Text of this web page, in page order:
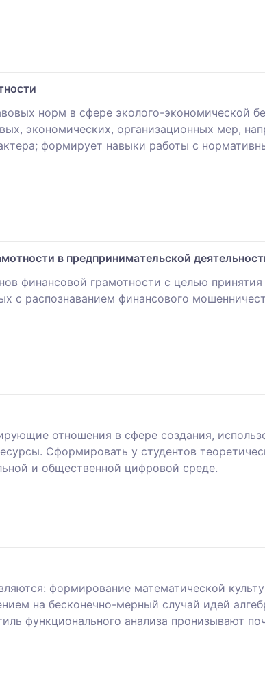
норм в сфере эколого-экономической
экономических, организационных мер,
формирует навыки работы с
в предпринимательской
финансовой грамотности с целью
с распознаванием финансового
отношения в сфере создания,
Сформировать у студентов
и общественной цифровой среде.
формирование математической
на бесконечно-мерный случай идей
функционального анализа пронизывают